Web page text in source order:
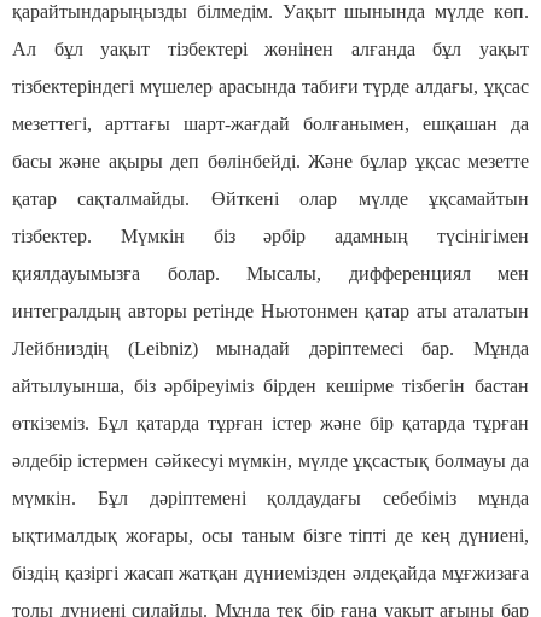
қарайтындарыңызды білмедім. Уақыт шынында мүлде көп.
Ал бұл уақыт тізбектері жөнінен алғанда бұл уақыт
тізбектеріндегі мүшелер арасында табиғи түрде алдағы, ұқсас
мезеттегі, арттағы шарт-жағдай болғанымен, ешқашан да
басы және ақыры деп бөлінбейді. Және бұлар ұқсас мезетте
қатар сақталмайды. Өйткені олар мүлде ұқсамайтын
тізбектер. Мүмкін біз әрбір адамның түсінігімен
қиялдауымызға болар. Мысалы, дифференциял мен
интегралдың авторы ретінде Ньютонмен қатар аты аталатын
Лейбниздің (Leibniz) мынадай дәріптемесі бар. Мұнда
айтылуынша, біз әрбіреуіміз бірден кешірме тізбегін бастан
өткіземіз. Бұл қатарда тұрған істер және бір қатарда тұрған
әлдебір істермен сәйкесуі мүмкін, мүлде ұқсастық болмауы да
мүмкін. Бұл дәріптемені қолдаудағы себебіміз мұнда
ықтималдық жоғары, осы таным бізге тіпті де кең дүниені,
біздің қазіргі жасап жатқан дүниемізден әлдеқайда мұғжизаға
толы дүниені силайды. Мұнда тек бір ғана уақыт ағыны бар